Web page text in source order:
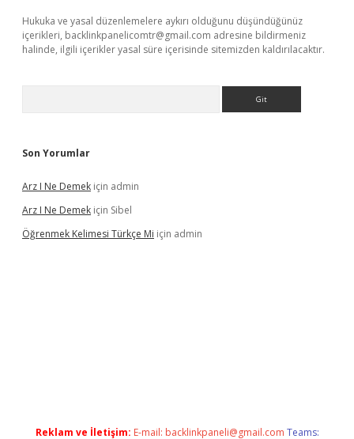
Hukuka ve yasal düzenlemelere aykırı olduğunu düşündüğünüz
içerikleri, backlinkpanelicomtr@gmail.com adresine bildirmeniz
halinde, ilgili içerikler yasal süre içerisinde sitemizden kaldırılacaktır.
Son Yorumlar
Arz I Ne Demek için admin
Arz I Ne Demek için Sibel
Öğrenmek Kelimesi Türkçe Mi için admin
Reklam ve İletişim: E-mail: backlinkpaneli@gmail.com Teams: